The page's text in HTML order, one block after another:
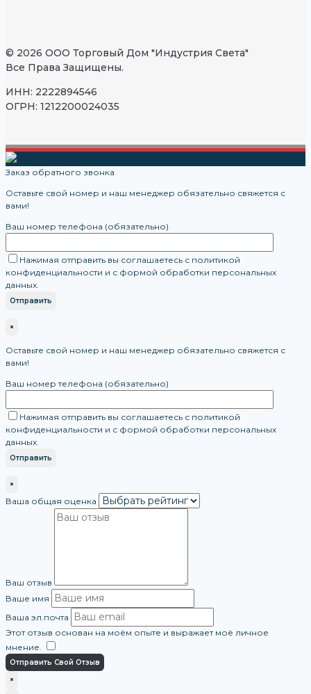
© 2026 ООО Торговый Дом "Индустрия Света"
Все Права Защищены.
ИНН: 2222894546
ОГРН: 1212200024035
Заказ обратного звонка
Оставьте свой номер и наш менеджер обязательно свяжется с
вами!
Ваш номер телефона (обязательно)
Нажимая отправить вы соглашаетесь с политикой
конфиденциальности и с формой обработки персональных
данных.
×
Оставьте свой номер и наш менеджер обязательно свяжется с
вами!
Ваш номер телефона (обязательно)
Нажимая отправить вы соглашаетесь с политикой
конфиденциальности и с формой обработки персональных
данных.
×
Ваша общая оценка
Ваш отзыв
Ваше имя
Ваша эл.почта
Этот отзыв основан на моём опыте и выражает моё личное
мнение.
Отправить Свой Отзыв
×